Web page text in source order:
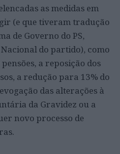
as medidas em
(e que tiveram tradução
de Governo do PS,
do partido), como
a reposição dos
a redução para 13% do
das alterações à
da Gravidez ou a
novo processo de